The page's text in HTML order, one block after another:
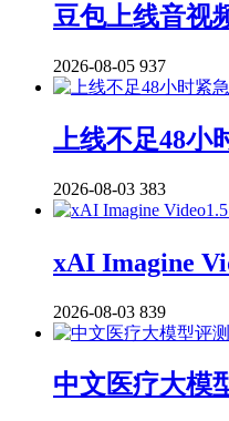
豆包上线音视
2026-08-05 937
上线不足48小
2026-08-03 383
xAI Imagine
2026-08-03 839
中文医疗大模